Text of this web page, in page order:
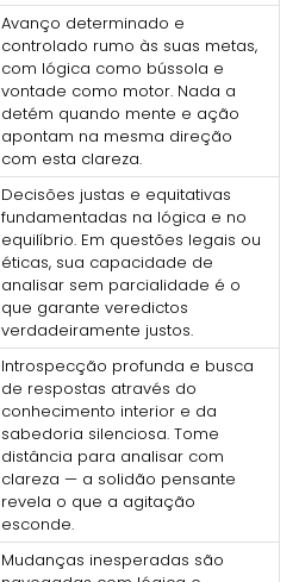
Avanço determinado e
controlado rumo às suas metas,
com lógica como bússola e
vontade como motor. Nada a
detém quando mente e ação
apontam na mesma direção
com esta clareza.
Decisões justas e equitativas
fundamentadas na lógica e no
equilíbrio. Em questões legais ou
éticas, sua capacidade de
analisar sem parcialidade é o
que garante veredictos
verdadeiramente justos.
Introspecção profunda e busca
de respostas através do
conhecimento interior e da
sabedoria silenciosa. Tome
distância para analisar com
clareza — a solidão pensante
revela o que a agitação
esconde.
Mudanças inesperadas são